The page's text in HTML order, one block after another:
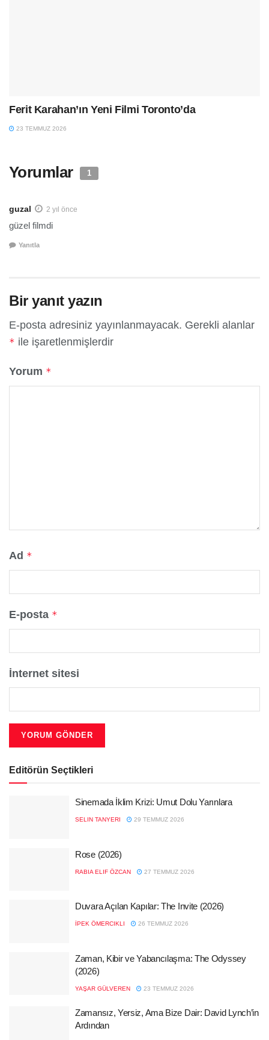
Ferit Karahan’ın Yeni Filmi Toronto’da
23 TEMMUZ 2026
Yorumlar 1
guzal 2 yıl önce
güzel filmdi
Yanıtla
Bir yanıt yazın
E-posta adresiniz yayınlanmayacak. Gerekli alanlar
* ile işaretlenmişlerdir
Yorum *
Ad *
E-posta *
İnternet sitesi
Editörün Seçtikleri
Sinemada İklim Krizi: Umut Dolu Yarınlara
SELIN TANYERI 29 TEMMUZ 2026
Rose (2026)
RABIA ELIF ÖZCAN 27 TEMMUZ 2026
Duvara Açılan Kapılar: The Invite (2026)
İPEK ÖMERCIKLI 26 TEMMUZ 2026
Zaman, Kibir ve Yabancılaşma: The Odyssey
(2026)
YAŞAR GÜLVEREN 23 TEMMUZ 2026
Zamansız, Yersiz, Ama Bize Dair: David Lynch’in
Ardından